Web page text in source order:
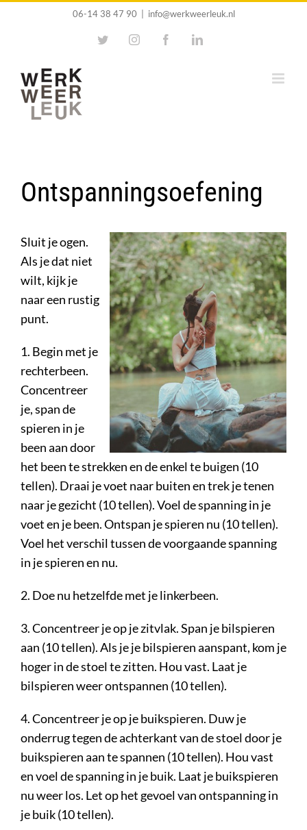
06-14 38 47 90 info@werkweerleuk.nl
TwitterInstagramFacebookLinkedIn
Ontspanningsoefening
Sluit je ogen.
Als je dat niet
wilt, kijk je
naar een rustig
punt.
1. Begin met je
rechterbeen.
Concentreer
je, span de
spieren in je
been aan door
het been te strekken en de enkel te buigen (10
tellen). Draai je voet naar buiten en trek je tenen
naar je gezicht (10 tellen). Voel de spanning in je
voet en je been. Ontspan je spieren nu (10 tellen).
Voel het verschil tussen de voorgaande spanning
in je spieren en nu.
2. Doe nu hetzelfde met je linkerbeen.
3. Concentreer je op je zitvlak. Span je bilspieren
aan (10 tellen). Als je je bilspieren aanspant, kom je
hoger in de stoel te zitten. Hou vast. Laat je
bilspieren weer ontspannen (10 tellen).
4. Concentreer je op je buikspieren. Duw je
onderrug tegen de achterkant van de stoel door je
buikspieren aan te spannen (10 tellen). Hou vast
en voel de spanning in je buik. Laat je buikspieren
nu weer los. Let op het gevoel van ontspanning in
je buik (10 tellen).